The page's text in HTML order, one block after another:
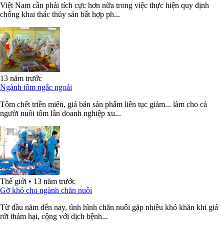
Việt Nam cần phải tích cực hơn nữa trong việc thực hiện quy định
chống khai thác thủy sản bất hợp ph...
13 năm trước
Ngành tôm ngắc ngoải
Tôm chết triền miên, giá bán sản phẩm liên tục giảm... làm cho cả
người nuôi tôm lẫn doanh nghiệp xu...
Thế giới • 13 năm trước
Gỡ khó cho ngành chăn nuôi
Từ đầu năm đến nay, tình hình chăn nuôi gặp nhiều khó khăn khi giá
rớt thảm hại, cộng với dịch bệnh...